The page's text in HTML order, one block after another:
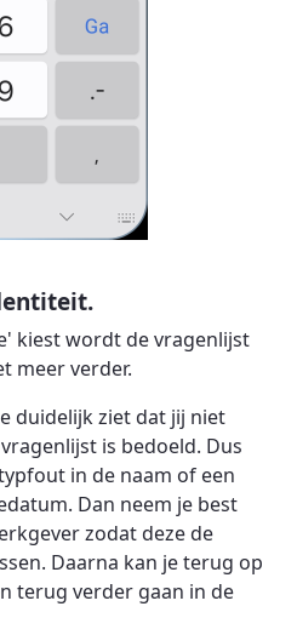
kiest wordt de vragenlijst
meer verder.
duidelijk ziet dat jij niet
is bedoeld. Dus
in de naam of een
Dan neem je best
zodat deze de
Daarna kan je terug op
terug verder gaan in de